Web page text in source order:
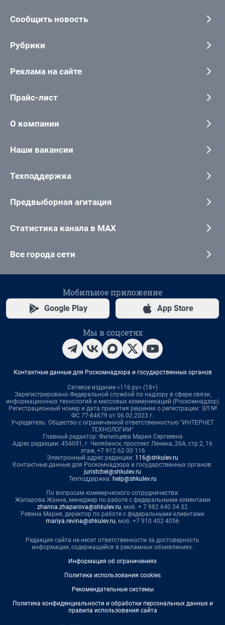
Сообщить новость
Рубрики
Реклама на сайте
Прайс-лист
О компании
Наши вакансии
Техподдержка
Предвыборная агитация
Статистика канала в MAX
Все города сети
Мобильное приложение
Google Play App Store
Мы в соцсетях
Контактные данные для Роскомнадзора и государственных органов
Сетевое издание «116.ру» (18+)
Зарегистрировано Федеральной службой по надзору в сфере связи,
информационных технологий и массовых коммуникаций (Роскомнадзор)
Регистрационный номер и дата принятия решения о регистрации: ЭЛ №
ФС 77-84679 от 06.02.2023 г.
Учредитель: Общество с ограниченной ответственностью "ИНТЕРНЕТ
ТЕХНОЛОГИИ"
Главный редактор: Филипцева Мария Сергеевна
Адрес редакции: 454091, г. Челябинск, проспект Ленина, 26А, стр.2, 16
этаж, +7 912 62 00 116
Электронный адрес редакции: 116@shkulev.ru
Контактные данные для Роскомнадзора и государственных органов:
juristchel@shkulev.ru
Техподдержка: help@shkulev.ru
По вопросам коммерческого сотрудничества:
Жапарова Жанна, менеджер по работе с федеральными клиентами
zhanna.zhaparova@shkulev.ru, моб. + 7 982 640 34 32
Ревина Мария, директор по работе с федеральными клиентами
mariya.revina@shkulev.ru, моб. +7 910 402 4056
Редакция сайта не несет ответственности за достоверность
информации, содержащейся в рекламных объявлениях.
Информация об ограничениях
Политика использования cookies
Рекомендательные системы
Политика конфиденциальности и обработки персональных данных и
правила использования сайта